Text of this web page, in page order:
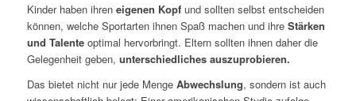
Kinder haben ihren eigenen Kopf und sollten selbst entscheiden
können, welche Sportarten ihnen Spaß machen und ihre Stärken
und Talente optimal hervorbringt. Eltern sollten ihnen daher die
Gelegenheit geben, unterschiedliches auszuprobieren.
Das bietet nicht nur jede Menge Abwechslung, sondern ist auch